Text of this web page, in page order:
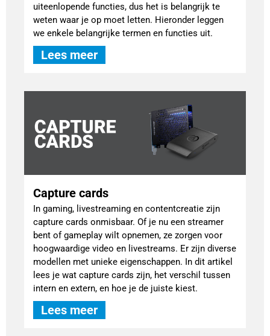
uiteenlopende functies, dus het is belangrijk te
weten waar je op moet letten. Hieronder leggen
we enkele belangrijke termen en functies uit.
Lees meer
Capture cards
In gaming, livestreaming en contentcreatie zijn
capture cards onmisbaar. Of je nu een streamer
bent of gameplay wilt opnemen, ze zorgen voor
hoogwaardige video en livestreams. Er zijn diverse
modellen met unieke eigenschappen. In dit artikel
lees je wat capture cards zijn, het verschil tussen
intern en extern, en hoe je de juiste kiest.
Lees meer